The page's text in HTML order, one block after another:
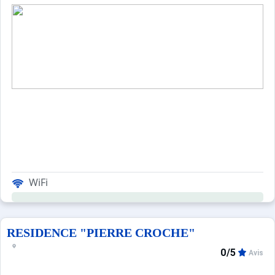
WiFi
RESIDENCE "PIERRE CROCHE"
0/5 Avis